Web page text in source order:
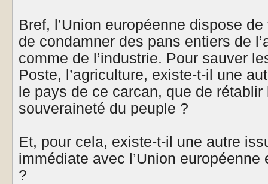
Bref, l’Union européenne dispose
de condamner des pans entiers de
comme de l’industrie. Pour sauver
Poste, l’agriculture, existe-t-il une
le pays de ce carcan, que de
souveraineté du peuple ?
Et, pour cela, existe-t-il une autre
immédiate avec l’Union
?